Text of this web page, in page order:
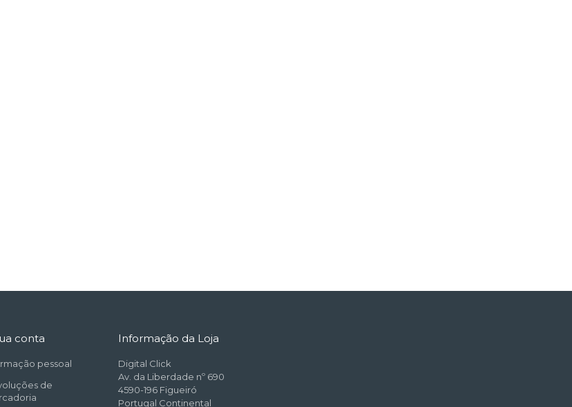
conta
pessoal
de
Informação da Loja
Digital Click
Av. da Liberdade nº 690
4590-196 Figueiró
Portugal Continental